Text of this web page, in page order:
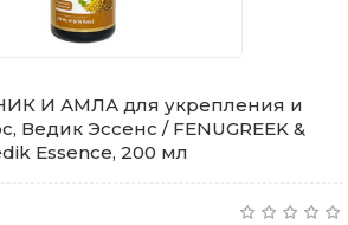
И АМЛА для укрепления и
Ведик Эссенс / FENUGREEK &
Essence, 200 мл